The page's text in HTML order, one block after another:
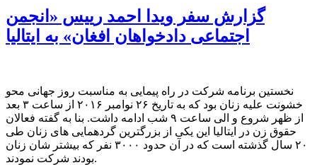
گزارش سفر ویدا احمد رییس «انجمن
اجتماعی دادخواهان افغان» به ایتالیا
نخستین برنامه شرکت در راه پیمایی به مناسبت روز جهانی محو
خشونت علیه زنان بود که به تاریخ ۲۶ نوامبر ۲۰۱۶ از ساعت ۳ بعد
از ظهر شروع و الی ساعت ۹ شب ادامه داشت. بنا به گفته فعالان
حقوق زن در ایتالیا این یکی از بزرگترین گردهمایی های زنان طی
۲۰ سال گذشته است که در آن حدود ۳۰۰۰ نفر که بیشتر شان زنان
بودند شرکت نمودند.